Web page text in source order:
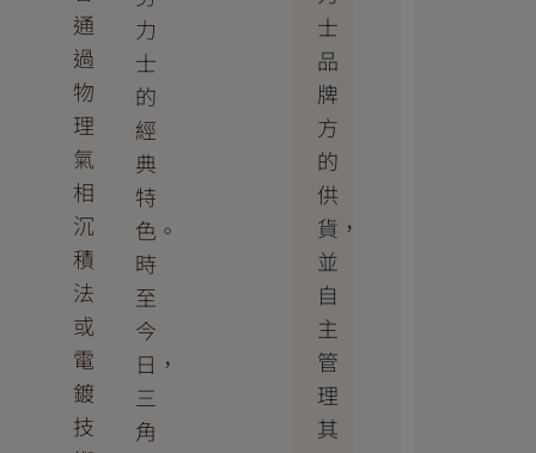
通
過
物
理
氣
相
沉
積
法
或
電
鍍
技
力
士
的
經
典
特
色。
時
至
今
日，
三
角
士
品
牌
方
的
供
貨，
並
自
主
管
理
其